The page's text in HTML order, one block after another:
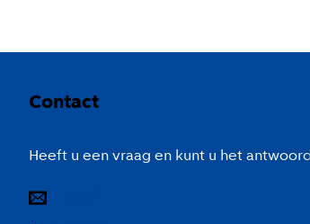
Contact
Heeft u een vraag en kunt u het